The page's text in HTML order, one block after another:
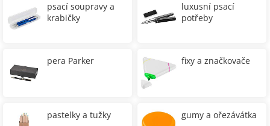
psací soupravy a
krabičky
luxusní psací
potřeby
pera Parker fixy a značkovače
pastelky a tužky gumy a ořezávátka